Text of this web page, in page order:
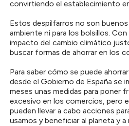
convirtiendo el establecimiento
Estos despilfarros no son buenos
ambiente ni para los bolsillos. Con
impacto del cambio climático
buscar formas de ahorrar en los
Para saber cómo se puede
desde el Gobierno de España se
meses unas medidas para poner
excesivo en los comercios, pero
pueden llevar a cabo acciones
usamos y beneficiar al planeta y